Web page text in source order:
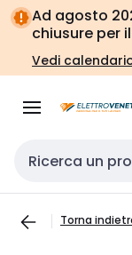
Vai alla
navigazione
Vai
alla
pagina
Ad agosto
chiusure per
Vedi
Cerca input
Torna